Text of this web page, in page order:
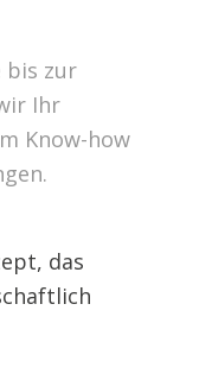
bis zur
Ihr
Know-how
das